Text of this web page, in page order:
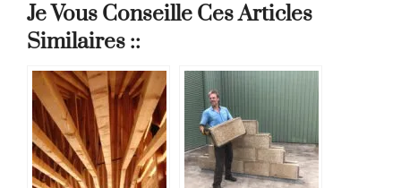
Je Vous Conseille Ces Articles
Similaires ::